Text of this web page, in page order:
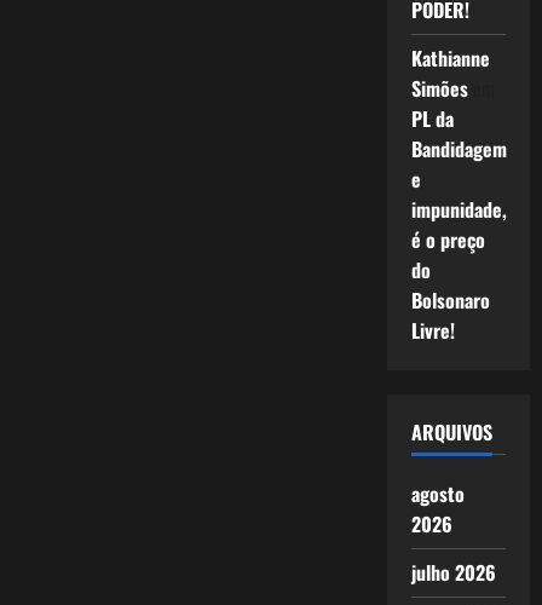
PODER!
Kathianne
Simõesem
PL da
Bandidagem
e
impunidade,
é o preço
do
Bolsonaro
Livre!
ARQUIVOS
agosto
2026
julho 2026